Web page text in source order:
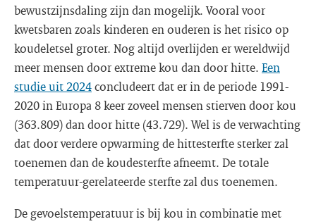
bewustzijnsdaling zijn dan mogelijk. Vooral voor
kwetsbaren zoals kinderen en ouderen is het risico op
koudeletsel groter. Nog altijd overlijden er wereldwijd
meer mensen door extreme kou dan door hitte. Een
studie uit 2024concludeert dat er in de periode 1991-
2020 in Europa 8 keer zoveel mensen stierven door kou
(363.809) dan door hitte (43.729). Wel is de verwachting
dat door verdere opwarming de hittesterfte sterker zal
toenemen dan de koudesterfte afneemt. De totale
temperatuur-gerelateerde sterfte zal dus toenemen.
De gevoelstemperatuur is bij kou in combinatie met